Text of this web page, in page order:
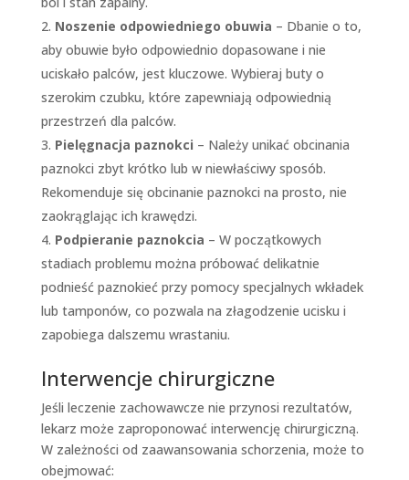
Noszenie odpowiedniego obuwia – Dbanie o to,
aby obuwie było odpowiednio dopasowane i nie
uciskało palców, jest kluczowe. Wybieraj buty o
szerokim czubku, które zapewniają odpowiednią
przestrzeń dla palców.
Pielęgnacja paznokci – Należy unikać obcinania
paznokci zbyt krótko lub w niewłaściwy sposób.
Rekomenduje się obcinanie paznokci na prosto, nie
zaokrąglając ich krawędzi.
Podpieranie paznokcia – W początkowych
stadiach problemu można próbować delikatnie
podnieść paznokieć przy pomocy specjalnych wkładek
lub tamponów, co pozwala na złagodzenie ucisku i
zapobiega dalszemu wrastaniu.
Interwencje chirurgiczne
Jeśli leczenie zachowawcze nie przynosi rezultatów,
lekarz może zaproponować interwencję chirurgiczną.
W zależności od zaawansowania schorzenia, może to
obejmować: